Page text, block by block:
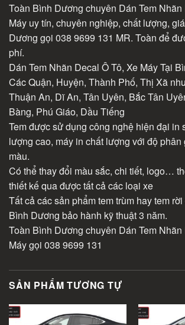
Toàn Bình Dương chuyên Dán Tem Nhãn
Máy uy tín, chuyên nghiệp, chất lượng,
Dương gọi 038 9699 131 MR. Toàn để
phí.
Dán Tem Nhãn Decal Ô Tô, Xe Máy Tại
Các Quận, Huyện, Thành Phố, Thị Xã
Thuận An, Dĩ An, Tân Uyên, Bắc Tân
Bàng, Phú Giáo, Dầu Tiếng
Tem được sử dụng công nghệ hiện đại in
lượng cao, máy in chất lượng với độ phân
màu.
Có thể thay đổi màu sắc, chi tiết, logo…
thiết kế qua được tất cả các loại xe
Tất cả các sản phẩm tem trùm hay tem
Bình Dương bảo hành kỹ thuật 3 năm.
Toàn Bình Dương chuyên Dán Tem Nhãn
Máy gọi 038 9699 131
SẢN PHẨM TƯƠNG TỰ